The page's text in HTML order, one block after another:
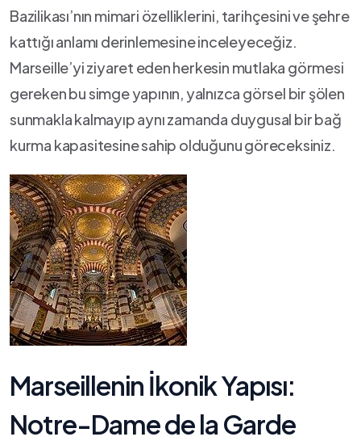
Bazilikası’nın mimari özelliklerini, tarihçesini ve şehre
kattığı anlamı derinlemesine inceleyeceğiz.
Marseille’yi ziyaret ⁤eden⁤ herkesin mutlaka görmesi
gereken bu simge yapının, yalnızca görsel bir şölen
sunmakla kalmayıp aynı zamanda duygusal bir bağ
kurma kapasitesine sahip olduğunu göreceksiniz.
Marseillenin İkonik Yapısı:
Notre-Dame de la Garde